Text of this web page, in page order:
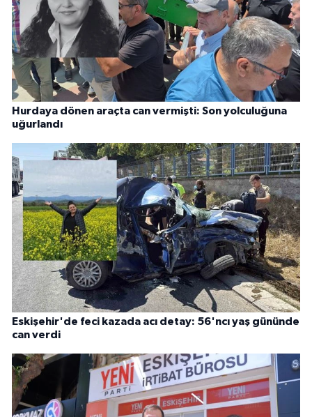
Hurdaya dönen araçta can vermişti: Son yolculuğuna
uğurlandı
Eskişehir'de feci kazada acı detay: 56'ncı yaş gününde
can verdi